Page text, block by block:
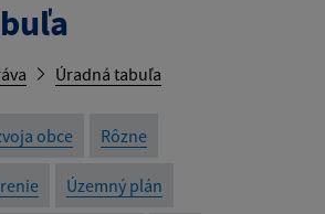
Úradná tabuľa
obce Rôzne
Územný plán